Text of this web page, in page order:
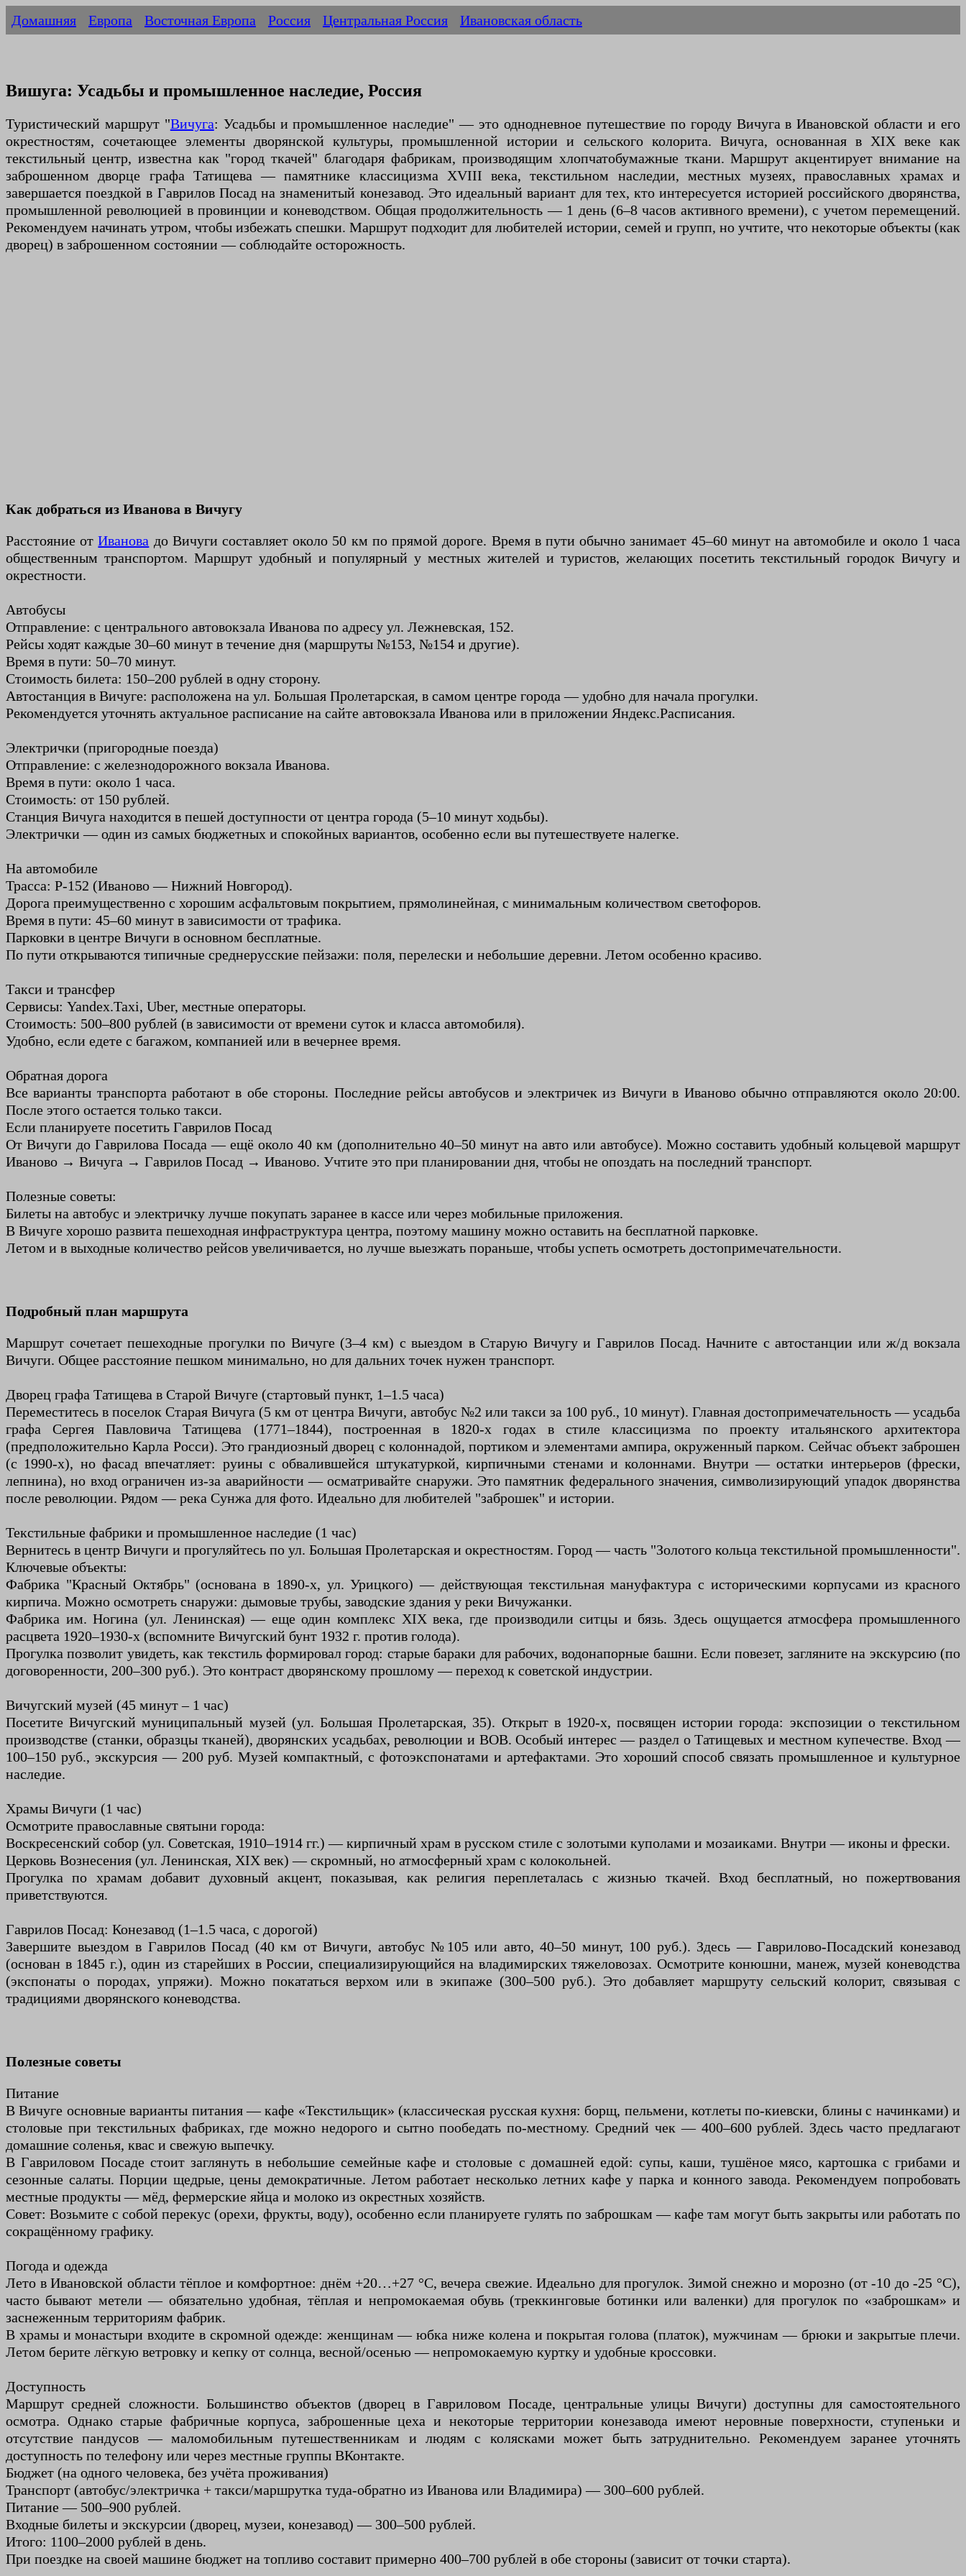
Домашняя Европа Восточная Европа Россия Центральная Россия Ивановская область
Вишуга: Усадьбы и промышленное наследие, Россия
Туристический маршрут "Вичуга: Усадьбы и промышленное наследие" — это однодневное путешествие по городу Вичуга в Ивановской области и его
окрестностям, сочетающее элементы дворянской культуры, промышленной истории и сельского колорита. Вичуга, основанная в XIX веке как
текстильный центр, известна как "город ткачей" благодаря фабрикам, производящим хлопчатобумажные ткани. Маршрут акцентирует внимание на
заброшенном дворце графа Татищева — памятнике классицизма XVIII века, текстильном наследии, местных музеях, православных храмах и
завершается поездкой в Гаврилов Посад на знаменитый конезавод. Это идеальный вариант для тех, кто интересуется историей российского дворянства,
промышленной революцией в провинции и коневодством. Общая продолжительность — 1 день (6–8 часов активного времени), с учетом перемещений.
Рекомендуем начинать утром, чтобы избежать спешки. Маршрут подходит для любителей истории, семей и групп, но учтите, что некоторые объекты (как
дворец) в заброшенном состоянии — соблюдайте осторожность.
Как добраться из Иванова в Вичугу
Расстояние отИванова до Вичуги составляет около 50 км по прямой дороге. Время в пути обычно занимает 45–60 минут на автомобиле и около 1 часа
общественным транспортом. Маршрут удобный и популярный у местных жителей и туристов, желающих посетить текстильный городок Вичугу и
окрестности.
Автобусы
Отправление: с центрального автовокзала Иванова по адресу ул. Лежневская, 152.
Рейсы ходят каждые 30–60 минут в течение дня (маршруты №153, №154 и другие).
Время в пути: 50–70 минут.
Стоимость билета: 150–200 рублей в одну сторону.
Автостанция в Вичуге: расположена на ул. Большая Пролетарская, в самом центре города — удобно для начала прогулки.
Рекомендуется уточнять актуальное расписание на сайте автовокзала Иванова или в приложении Яндекс.Расписания.
Электрички (пригородные поезда)
Отправление: с железнодорожного вокзала Иванова.
Время в пути: около 1 часа.
Стоимость: от 150 рублей.
Станция Вичуга находится в пешей доступности от центра города (5–10 минут ходьбы).
Электрички — один из самых бюджетных и спокойных вариантов, особенно если вы путешествуете налегке.
На автомобиле
Трасса: Р-152 (Иваново — Нижний Новгород).
Дорога преимущественно с хорошим асфальтовым покрытием, прямолинейная, с минимальным количеством светофоров.
Время в пути: 45–60 минут в зависимости от трафика.
Парковки в центре Вичуги в основном бесплатные.
По пути открываются типичные среднерусские пейзажи: поля, перелески и небольшие деревни. Летом особенно красиво.
Такси и трансфер
Сервисы: Yandex.Taxi, Uber, местные операторы.
Стоимость: 500–800 рублей (в зависимости от времени суток и класса автомобиля).
Удобно, если едете с багажом, компанией или в вечернее время.
Обратная дорога
Все варианты транспорта работают в обе стороны. Последние рейсы автобусов и электричек из Вичуги в Иваново обычно отправляются около 20:00.
После этого остается только такси.
Если планируете посетить Гаврилов Посад
От Вичуги до Гаврилова Посада — ещё около 40 км (дополнительно 40–50 минут на авто или автобусе). Можно составить удобный кольцевой маршрут
Иваново → Вичуга → Гаврилов Посад → Иваново. Учтите это при планировании дня, чтобы не опоздать на последний транспорт.
Полезные советы:
Билеты на автобус и электричку лучше покупать заранее в кассе или через мобильные приложения.
В Вичуге хорошо развита пешеходная инфраструктура центра, поэтому машину можно оставить на бесплатной парковке.
Летом и в выходные количество рейсов увеличивается, но лучше выезжать пораньше, чтобы успеть осмотреть достопримечательности.
Подробный план маршрута
Маршрут сочетает пешеходные прогулки по Вичуге (3–4 км) с выездом в Старую Вичугу и Гаврилов Посад. Начните с автостанции или ж/д вокзала
Вичуги. Общее расстояние пешком минимально, но для дальних точек нужен транспорт.
Дворец графа Татищева в Старой Вичуге (стартовый пункт, 1–1.5 часа)
Переместитесь в поселок Старая Вичуга (5 км от центра Вичуги, автобус №2 или такси за 100 руб., 10 минут). Главная достопримечательность — усадьба
графа Сергея Павловича Татищева (1771–1844), построенная в 1820-х годах в стиле классицизма по проекту итальянского архитектора
(предположительно Карла Росси). Это грандиозный дворец с колоннадой, портиком и элементами ампира, окруженный парком. Сейчас объект заброшен
(с 1990-х), но фасад впечатляет: руины с обвалившейся штукатуркой, кирпичными стенами и колоннами. Внутри — остатки интерьеров (фрески,
лепнина), но вход ограничен из-за аварийности — осматривайте снаружи. Это памятник федерального значения, символизирующий упадок дворянства
после революции. Рядом — река Сунжа для фото. Идеально для любителей "заброшек" и истории.
Текстильные фабрики и промышленное наследие (1 час)
Вернитесь в центр Вичуги и прогуляйтесь по ул. Большая Пролетарская и окрестностям. Город — часть "Золотого кольца текстильной промышленности".
Ключевые объекты:
Фабрика "Красный Октябрь" (основана в 1890-х, ул. Урицкого) — действующая текстильная мануфактура с историческими корпусами из красного
кирпича. Можно осмотреть снаружи: дымовые трубы, заводские здания у реки Вичужанки.
Фабрика им. Ногина (ул. Ленинская) — еще один комплекс XIX века, где производили ситцы и бязь. Здесь ощущается атмосфера промышленного
расцвета 1920–1930-х (вспомните Вичугский бунт 1932 г. против голода).
Прогулка позволит увидеть, как текстиль формировал город: старые бараки для рабочих, водонапорные башни. Если повезет, загляните на экскурсию (по
договоренности, 200–300 руб.). Это контраст дворянскому прошлому — переход к советской индустрии.
Вичугский музей (45 минут – 1 час)
Посетите Вичугский муниципальный музей (ул. Большая Пролетарская, 35). Открыт в 1920-х, посвящен истории города: экспозиции о текстильном
производстве (станки, образцы тканей), дворянских усадьбах, революции и ВОВ. Особый интерес — раздел о Татищевых и местном купечестве. Вход —
100–150 руб., экскурсия — 200 руб. Музей компактный, с фотоэкспонатами и артефактами. Это хороший способ связать промышленное и культурное
наследие.
Храмы Вичуги (1 час)
Осмотрите православные святыни города:
Воскресенский собор (ул. Советская, 1910–1914 гг.) — кирпичный храм в русском стиле с золотыми куполами и мозаиками. Внутри — иконы и фрески.
Церковь Вознесения (ул. Ленинская, XIX век) — скромный, но атмосферный храм с колокольней.
Прогулка по храмам добавит духовный акцент, показывая, как религия переплеталась с жизнью ткачей. Вход бесплатный, но пожертвования
приветствуются.
Гаврилов Посад: Конезавод (1–1.5 часа, с дорогой)
Завершите выездом в Гаврилов Посад (40 км от Вичуги, автобус №105 или авто, 40–50 минут, 100 руб.). Здесь — Гаврилово-Посадский конезавод
(основан в 1845 г.), один из старейших в России, специализирующийся на владимирских тяжеловозах. Осмотрите конюшни, манеж, музей коневодства
(экспонаты о породах, упряжи). Можно покататься верхом или в экипаже (300–500 руб.). Это добавляет маршруту сельский колорит, связывая с
традициями дворянского коневодства.
Полезные советы
Питание
В Вичуге основные варианты питания — кафе «Текстильщик» (классическая русская кухня: борщ, пельмени, котлеты по-киевски, блины с начинками) и
столовые при текстильных фабриках, где можно недорого и сытно пообедать по-местному. Средний чек — 400–600 рублей. Здесь часто предлагают
домашние соленья, квас и свежую выпечку.
В Гавриловом Посаде стоит заглянуть в небольшие семейные кафе и столовые с домашней едой: супы, каши, тушёное мясо, картошка с грибами и
сезонные салаты. Порции щедрые, цены демократичные. Летом работает несколько летних кафе у парка и конного завода. Рекомендуем попробовать
местные продукты — мёд, фермерские яйца и молоко из окрестных хозяйств.
Совет: Возьмите с собой перекус (орехи, фрукты, воду), особенно если планируете гулять по заброшкам — кафе там могут быть закрыты или работать по
сокращённому графику.
Погода и одежда
Лето в Ивановской области тёплое и комфортное: днём +20…+27 °C, вечера свежие. Идеально для прогулок. Зимой снежно и морозно (от -10 до -25 °C),
часто бывают метели — обязательно удобная, тёплая и непромокаемая обувь (треккинговые ботинки или валенки) для прогулок по «заброшкам» и
заснеженным территориям фабрик.
В храмы и монастыри входите в скромной одежде: женщинам — юбка ниже колена и покрытая голова (платок), мужчинам — брюки и закрытые плечи.
Летом берите лёгкую ветровку и кепку от солнца, весной/осенью — непромокаемую куртку и удобные кроссовки.
Доступность
Маршрут средней сложности. Большинство объектов (дворец в Гавриловом Посаде, центральные улицы Вичуги) доступны для самостоятельного
осмотра. Однако старые фабричные корпуса, заброшенные цеха и некоторые территории конезавода имеют неровные поверхности, ступеньки и
отсутствие пандусов — маломобильным путешественникам и людям с колясками может быть затруднительно. Рекомендуем заранее уточнять
доступность по телефону или через местные группы ВКонтакте.
Бюджет (на одного человека, без учёта проживания)
Транспорт (автобус/электричка + такси/маршрутка туда-обратно из Иванова или Владимира) — 300–600 рублей.
Питание — 500–900 рублей.
Входные билеты и экскурсии (дворец, музеи, конезавод) — 300–500 рублей.
Итого: 1100–2000 рублей в день.
При поездке на своей машине бюджет на топливо составит примерно 400–700 рублей в обе стороны (зависит от точки старта).